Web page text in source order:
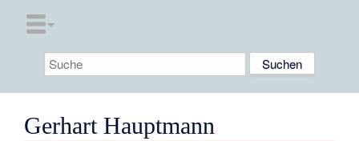
Gerhart Hauptmann